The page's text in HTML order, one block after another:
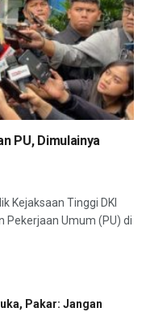
PU, Dimulainya
Kejaksaan Tinggi DKI
Umum (PU) di
Pakar: Jangan